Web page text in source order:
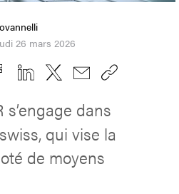
26 mars 2026
s’engage dans
qui vise la
de moyens